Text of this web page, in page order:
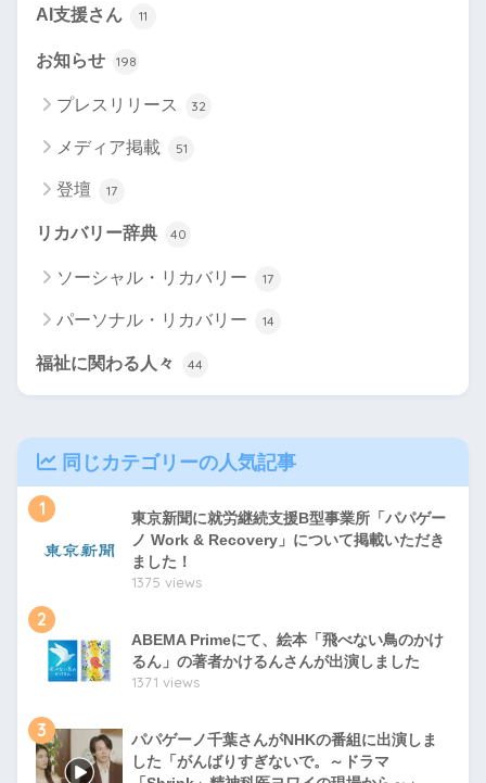
AI支援さん 11
お知らせ 198
プレスリリース 32
メディア掲載 51
登壇 17
リカバリー辞典 40
ソーシャル・リカバリー 17
パーソナル・リカバリー 14
福祉に関わる人々 44
同じカテゴリーの人気記事
1
東京新聞に就労継続支援B型事業所「パパゲー
ノ Work & Recovery」について掲載いただき
ました！
1375 views
2
ABEMA Primeにて、絵本「飛べない鳥のかけ
るん」の著者かけるんさんが出演しました
1371 views
3
パパゲーノ千葉さんがNHKの番組に出演しま
した「がんばりすぎないで。～ドラマ